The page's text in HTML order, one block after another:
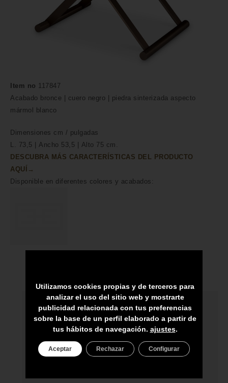
Item no 117847
Acabado bronce | cuero negro | piedra sinterizada aspecto
mármol blanco
Dimensiones cm / pulgadas
L. 73,5 | Ancho 53,5 | Alto 75 cm.
DESCUBRA MÁS CARACTERÍSTICAS DEL PRODUCTO
AQUÍ→
Disponible en diferentes colores y acabados:
HECHO A MANO POR HÁBILES
ARTESANOS
ENVÍO A TODA CANARIAS
ASESORAMIENTO PERSONAL
Utilizamos cookies propias y de terceros para
analizar el uso del sitio web y mostrarte
publicidad relacionada con tus preferencias
sobre la base de un perfil elaborado a partir de
tus hábitos de navegación. ajustes.
Aceptar Rechazar Configurar